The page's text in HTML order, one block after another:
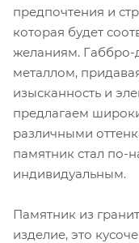
предпочтения и
которая будет
желаниям. Габбро-
металлом,
изысканность и
предлагаем
различными
памятник стал по-
индивидуальным.
Памятник из
изделие, это